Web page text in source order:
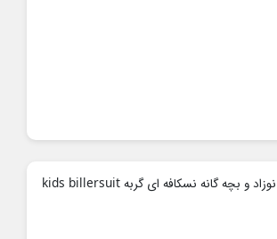
بیلر بلند دخترانه نوزاد و بچه گانه نسکافه ای گربه kids billersuit